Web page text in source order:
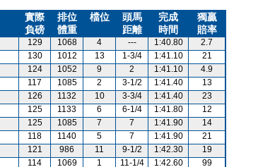
實際
負磅
排位
體重
檔位
頭馬
距離
完成
時間
獨贏
賠率
129 1068 4 --- 1:40.80
2.7
130 1012 13 1-3/4 1:41.10
21
124 1052 9 2 1:41.10
4.9
117 1085 2 3-1/2 1:41.40
13
126 1132 10 3-3/4 1:41.40
23
125 1133 6 6-1/4 1:41.80
12
125 1085 7 7 1:41.90
14
118 1140 5 7 1:41.90
21
121 986 11 9-1/2 1:42.30
19
114 1069 1 11-1/4 1:42.60
99